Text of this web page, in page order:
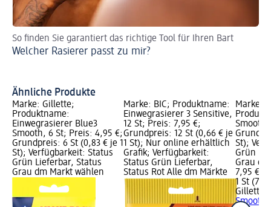
So finden Sie garantiert das richtige Tool für Ihren Bart
Welcher Rasierer passt zu mir?
Ähnliche Produkte
Marke: Gillette;
Produktname:
Einwegrasierer Blue3
Smooth, 6 St; Preis: 4,95 €;
Grundpreis: 6 St (0,83 € je 1
St); Verfügbarkeit: Status
Grün Lieferbar, Status
Grau dm Markt wählen
Marke: BIC; Produktname:
Einwegrasierer 3 Sensitive,
12 St; Preis: 7,95 €;
Grundpreis: 12 St (0,66 € je
1 St); Nur online erhältlich
Grafik; Verfügbarkeit:
Status Grün Lieferbar,
Status Rot Alle dm Märkte
Marke:
Smooth,
St);
Grün
Grau
7,95 €
1 St
Gillette
Smooth,